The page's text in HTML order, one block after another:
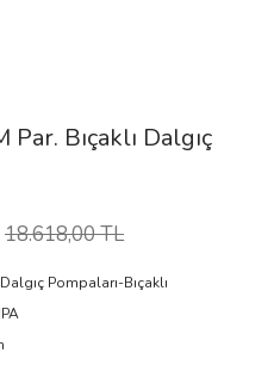
Bıçaklı Dalgıç
18.618,00 TL
Pompaları-Bıçaklı